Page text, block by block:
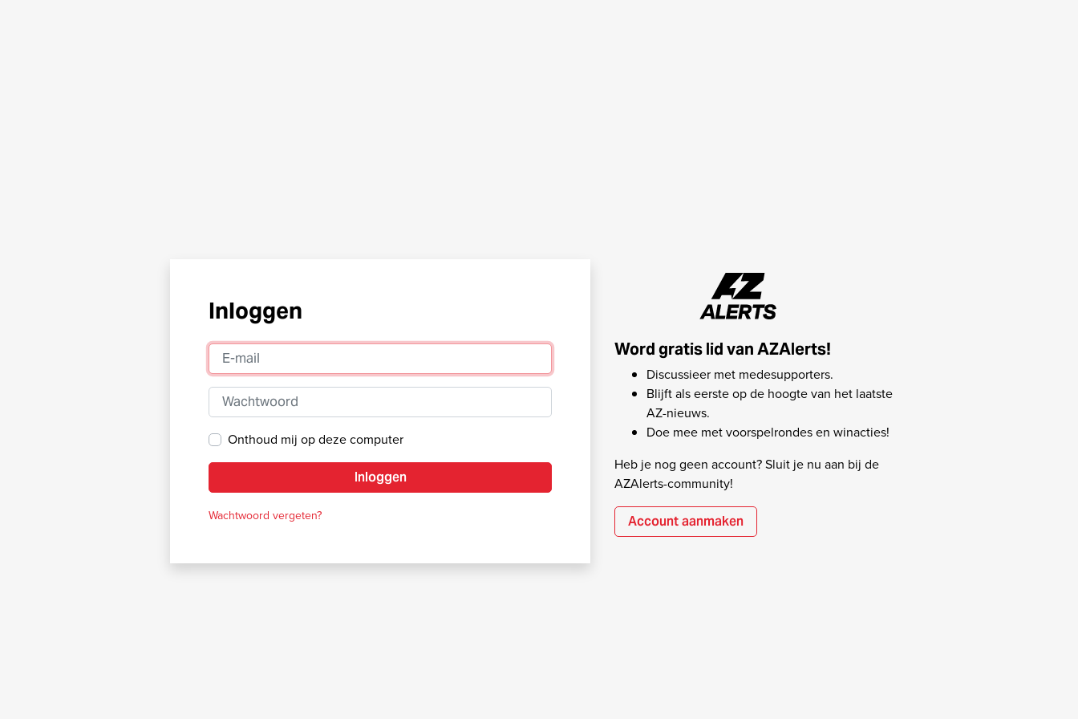
Inloggen
E-mail
Wachtwoord
Onthoud mij op deze computer
Inloggen
Wachtwoord vergeten?
Word gratis lid van AZAlerts!
Discussieer met medesupporters.
Blijft als eerste op de hoogte van het laatste
AZ-nieuws.
Doe mee met voorspelrondes en winacties!
Heb je nog geen account? Sluit je nu aan bij de
AZAlerts-community!
Account aanmaken